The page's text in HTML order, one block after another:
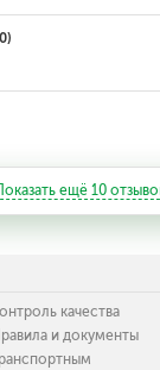
ещё 10
качества
и документы